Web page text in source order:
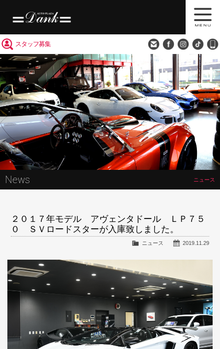
スタッフ募集
News ニュース
２０１７年モデル アヴェンタドール ＬＰ７５
０ ＳＶロードスターが入庫致しました。
2019.11.29
ニュース